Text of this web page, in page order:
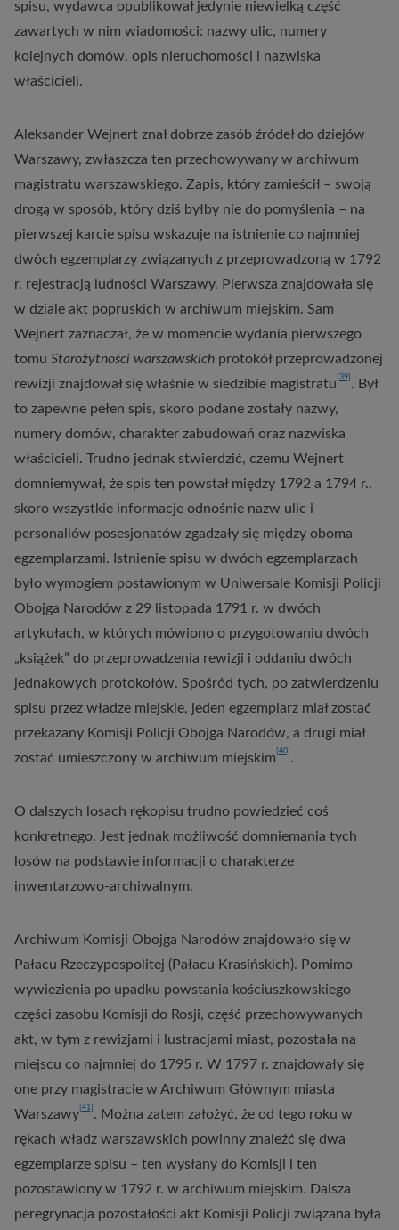
spisu, wydawca opublikował jedynie niewielką część
zawartych w nim wiadomości: nazwy ulic, numery
kolejnych domów, opis nieruchomości i nazwiska
właścicieli.
Aleksander Wejnert znał dobrze zasób źródeł do dziejów
Warszawy, zwłaszcza ten przechowywany w archiwum
magistratu warszawskiego. Zapis, który zamieścił – swoją
drogą w sposób, który dziś byłby nie do pomyślenia – na
pierwszej karcie spisu wskazuje na istnienie co najmniej
dwóch egzemplarzy związanych z przeprowadzoną w 1792
r. rejestracją ludności Warszawy. Pierwsza znajdowała się
w dziale akt popruskich w archiwum miejskim. Sam
Wejnert zaznaczał, że w momencie wydania pierwszego
tomu Starożytności warszawskich protokół przeprowadzonej
rewizji znajdował się właśnie w siedzibie magistratu [39] . Był
to zapewne pełen spis, skoro podane zostały nazwy,
numery domów, charakter zabudowań oraz nazwiska
właścicieli. Trudno jednak stwierdzić, czemu Wejnert
domniemywał, że spis ten powstał między 1792 a 1794 r.,
skoro wszystkie informacje odnośnie nazw ulic i
personaliów posesjonatów zgadzały się między oboma
egzemplarzami. Istnienie spisu w dwóch egzemplarzach
było wymogiem postawionym w Uniwersale Komisji Policji
Obojga Narodów z 29 listopada 1791 r. w dwóch
artykułach, w których mówiono o przygotowaniu dwóch
„książek” do przeprowadzenia rewizji i oddaniu dwóch
jednakowych protokołów. Spośród tych, po zatwierdzeniu
spisu przez władze miejskie, jeden egzemplarz miał zostać
przekazany Komisji Policji Obojga Narodów, a drugi miał
zostać umieszczony w archiwum miejskim [40] .
O dalszych losach rękopisu trudno powiedzieć coś
konkretnego. Jest jednak możliwość domniemania tych
losów na podstawie informacji o charakterze
inwentarzowo-archiwalnym.
Archiwum Komisji Obojga Narodów znajdowało się w
Pałacu Rzeczypospolitej (Pałacu Krasińskich). Pomimo
wywiezienia po upadku powstania kościuszkowskiego
części zasobu Komisji do Rosji, część przechowywanych
akt, w tym z rewizjami i lustracjami miast, pozostała na
miejscu co najmniej do 1795 r. W 1797 r. znajdowały się
one przy magistracie w Archiwum Głównym miasta
Warszawy[41] . Można zatem założyć, że od tego roku w
rękach władz warszawskich powinny znaleźć się dwa
egzemplarze spisu – ten wysłany do Komisji i ten
pozostawiony w 1792 r. w archiwum miejskim. Dalsza
peregrynacja pozostałości akt Komisji Policji związana była